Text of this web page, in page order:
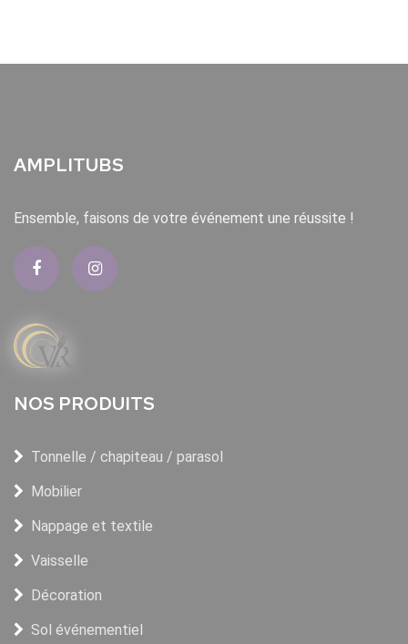
AMPLITUBS
Ensemble, faisons de votre événement une réussite !
NOS PRODUITS
Tonnelle / chapiteau / parasol
Mobilier
Nappage et textile
Vaisselle
Décoration
Sol événementiel